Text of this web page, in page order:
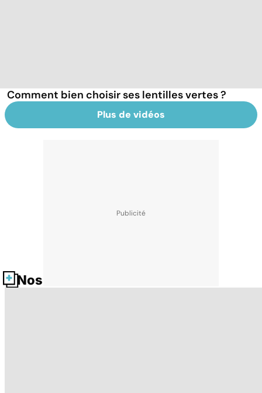
Comment bien choisir ses lentilles vertes ?
Plus de vidéos
Nos fiches santé